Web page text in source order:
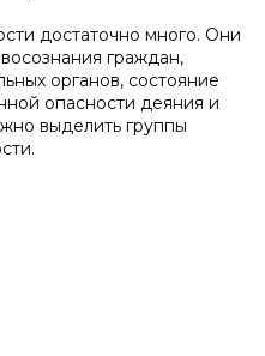
достаточно много. Они
граждан,
органов, состояние
опасности деяния и
выделить группы